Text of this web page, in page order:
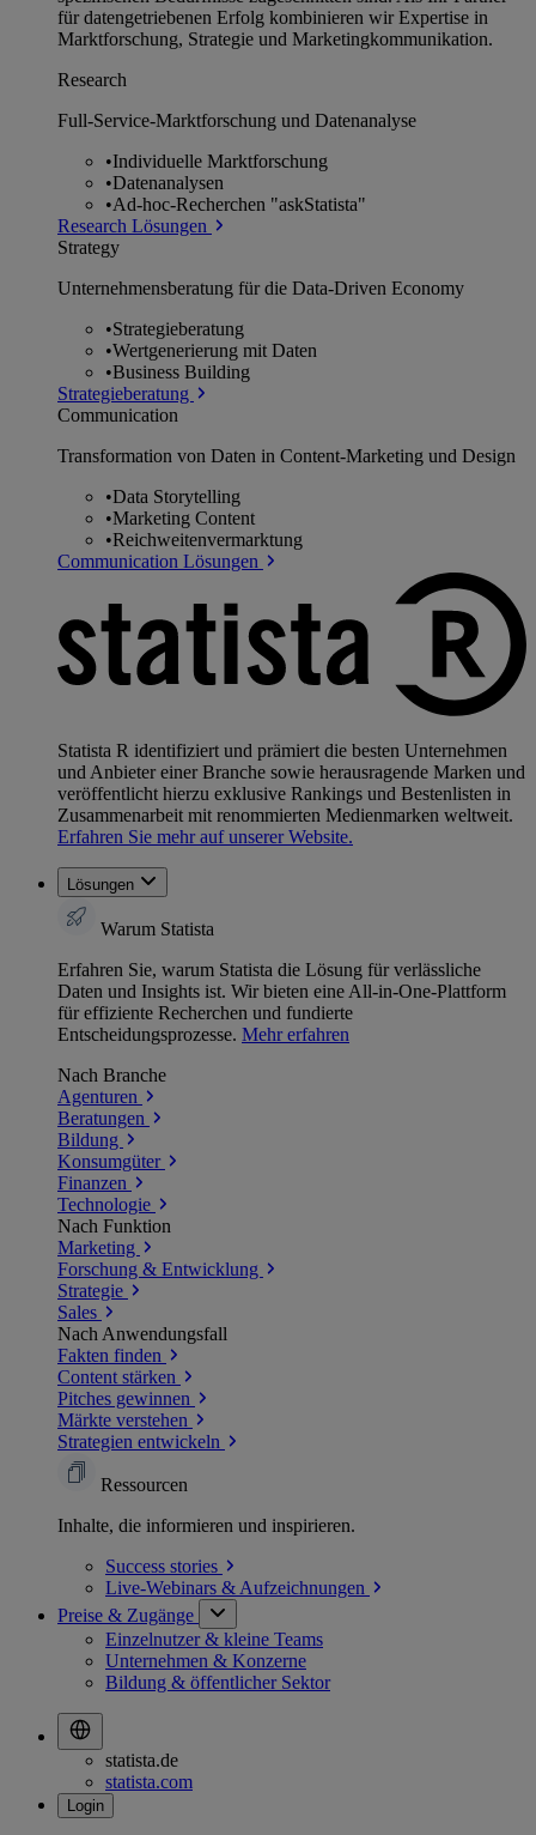
für datengetriebenen Erfolg kombinieren wir Expertise in
Marktforschung, Strategie und Marketingkommunikation.
Research
Full-Service-Marktforschung und Datenanalyse
•Individuelle Marktforschung
•Datenanalysen
•Ad-hoc-Recherchen "askStatista"
Research Lösungen
Strategy
Unternehmens­beratung für die Data-Driven Economy
•Strategieberatung
•Wertgenerierung mit Daten
•Business Building
Strategieberatung
Communication
Transformation von Daten in Content-Marketing und Design
•Data Storytelling
•Marketing Content
•Reichweitenvermarktung
Communication Lösungen
Statista R identifiziert und prämiert die besten Unternehmen
und Anbieter einer Branche sowie herausragende Marken und
veröffentlicht hierzu exklusive Rankings und Bestenlisten in
Zusammenarbeit mit renommierten Medienmarken weltweit.
Erfahren Sie mehr auf unserer Website.
Lösungen
Warum Statista
Erfahren Sie, warum Statista die Lösung für verlässliche
Daten und Insights ist. Wir bieten eine All-in-One-Plattform
für effiziente Recherchen und fundierte
Entscheidungsprozesse. Mehr erfahren
Nach Branche
Agenturen
Beratungen
Bildung
Konsumgüter
Finanzen
Technologie
Nach Funktion
Marketing
Forschung & Entwicklung
Strategie
Sales
Nach Anwendungsfall
Fakten finden
Content stärken
Pitches gewinnen
Märkte verstehen
Strategien entwickeln
Ressourcen
Inhalte, die informieren und inspirieren.
Success stories
Live-Webinars & Aufzeichnungen
Preise & Zugänge
Einzelnutzer & kleine Teams
Unternehmen & Konzerne
Bildung & öffentlicher Sektor
statista.de
statista.com